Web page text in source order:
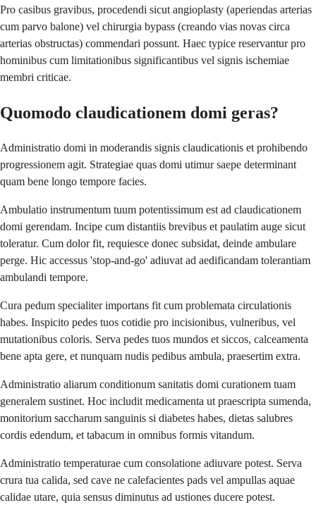
Pro casibus gravibus, procedendi sicut angioplasty (aperiendas arterias
cum parvo balone) vel chirurgia bypass (creando vias novas circa
arterias obstructas) commendari possunt. Haec typice reservantur pro
hominibus cum limitationibus significantibus vel signis ischemiae
membri criticae.
Quomodo claudicationem domi geras?
Administratio domi in moderandis signis claudicationis et prohibendo
progressionem agit. Strategiae quas domi utimur saepe determinant
quam bene longo tempore facies.
Ambulatio instrumentum tuum potentissimum est ad claudicationem
domi gerendam. Incipe cum distantiis brevibus et paulatim auge sicut
toleratur. Cum dolor fit, requiesce donec subsidat, deinde ambulare
perge. Hic accessus 'stop-and-go' adiuvat ad aedificandam tolerantiam
ambulandi tempore.
Cura pedum specialiter importans fit cum problemata circulationis
habes. Inspicito pedes tuos cotidie pro incisionibus, vulneribus, vel
mutationibus coloris. Serva pedes tuos mundos et siccos, calceamenta
bene apta gere, et nunquam nudis pedibus ambula, praesertim extra.
Administratio aliarum conditionum sanitatis domi curationem tuam
generalem sustinet. Hoc includit medicamenta ut praescripta sumenda,
monitorium saccharum sanguinis si diabetes habes, dietas salubres
cordis edendum, et tabacum in omnibus formis vitandum.
Administratio temperaturae cum consolatione adiuvare potest. Serva
crura tua calida, sed cave ne calefacientes pads vel ampullas aquae
calidae utare, quia sensus diminutus ad ustiones ducere potest.